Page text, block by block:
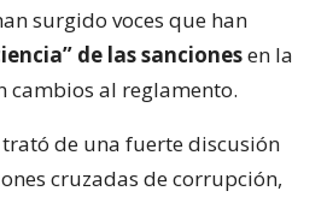
surgido voces que han
de las sancionesen la
cambios al reglamento.
trató de una fuerte discusión
cruzadas de corrupción,